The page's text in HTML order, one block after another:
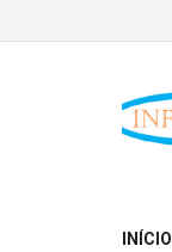
INÍCIO